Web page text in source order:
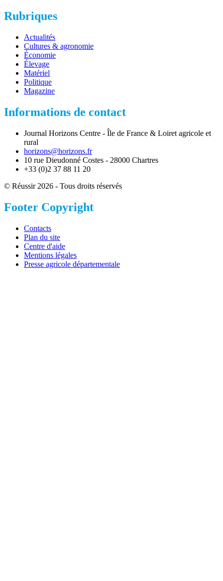
Rubriques
Actualités
Cultures & agronomie
Économie
Élevage
Matériel
Politique
Magazine
Informations de contact
Journal Horizons Centre - Île de France & Loiret agricole et
rural
horizons@horizons.fr
10 rue Dieudonné Costes - 28000 Chartres
+33 (0)2 37 88 11 20
© Réussir 2026 - Tous droits réservés
Footer Copyright
Contacts
Plan du site
Centre d'aide
Mentions légales
Presse agricole départementale